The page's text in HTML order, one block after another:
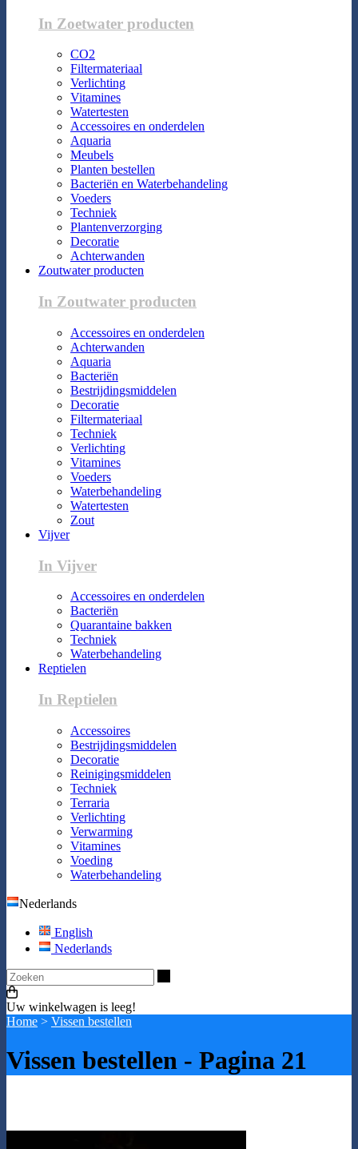
In Zoetwater producten
CO2
Filtermateriaal
Verlichting
Vitamines
Watertesten
Accessoires en onderdelen
Aquaria
Meubels
Planten bestellen
Bacteriën en Waterbehandeling
Voeders
Techniek
Plantenverzorging
Decoratie
Achterwanden
Zoutwater producten
In Zoutwater producten
Accessoires en onderdelen
Achterwanden
Aquaria
Bacteriën
Bestrijdingsmiddelen
Decoratie
Filtermateriaal
Techniek
Verlichting
Vitamines
Voeders
Waterbehandeling
Watertesten
Zout
Vijver
In Vijver
Accessoires en onderdelen
Bacteriën
Quarantaine bakken
Techniek
Waterbehandeling
Reptielen
In Reptielen
Accessoires
Bestrijdingsmiddelen
Decoratie
Reinigingsmiddelen
Techniek
Terraria
Verlichting
Verwarming
Vitamines
Voeding
Waterbehandeling
Nederlands
English
Nederlands
Uw winkelwagen is leeg!
Home > Vissen bestellen
Vissen bestellen - Pagina 21